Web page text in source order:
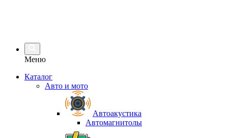
Меню
Каталог
Авто и мото
Автоакустика
Автомагнитолы